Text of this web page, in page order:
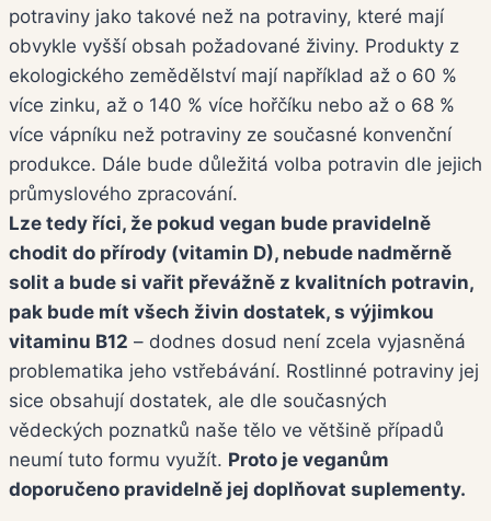
potraviny jako takové než na potraviny, které mají
obvykle vyšší obsah požadované živiny. Produkty z
ekologického zemědělství mají například až o 60 %
více zinku, až o 140 % více hořčíku nebo až o 68 %
více vápníku než potraviny ze současné konvenční
produkce. Dále bude důležitá volba potravin dle jejich
průmyslového zpracování.
Lze tedy říci, že pokud vegan bude pravidelně
chodit do přírody (vitamin D), nebude nadměrně
solit a bude si vařit převážně z kvalitních potravin,
pak bude mít všech živin dostatek, s výjimkou
vitaminu B12 – dodnes dosud není zcela vyjasněná
problematika jeho vstřebávání. Rostlinné potraviny jej
sice obsahují dostatek, ale dle současných
vědeckých poznatků naše tělo ve většině případů
neumí tuto formu využít. Proto je veganům
doporučeno pravidelně jej doplňovat suplementy.